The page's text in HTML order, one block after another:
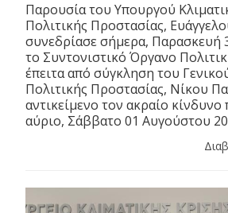
Παρουσία του Υπουργού
Πολιτικής Προστασίας,
συνεδρίασε σήμερα, Παρασκευή
το Συντονιστικό Όργανο
έπειτα από σύγκληση του
Πολιτικής Προστασίας, Νίκου
αντικείμενο τον ακραίο κίνδυνο
αύριο, Σάββατο 01 Αυγούστου